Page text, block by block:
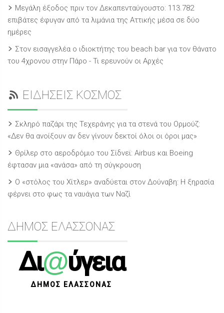
Μεγάλη έξοδος πριν τον Δεκαπενταύγουστο: 113.782
επιβάτες έφυγαν από τα λιμάνια της Αττικής μέσα σε δύο
ημέρες
Στον εισαγγελέα ο ιδιοκτήτης του beach bar για τον θάνατο
του 4χρονου στην Πάρο - Τι ερευνούν οι Αρχές
ΕΙΔΗΣΕΙΣ ΚΟΣΜΟΣ
Σκληρό παζάρι της Τεχεράνης για τα στενά του Ορμούζ:
«Δεν θα ανοίξουν αν δεν γίνουν δεκτοί όλοι οι όροι μας»
Θρίλερ στο αεροδρόμιο του Σίδνεϊ: Airbus και Boeing
έφτασαν μια «ανάσα» από τη σύγκρουση
Ο «στόλος του Χίτλερ» αναδύεται στον Δούναβη: Η ξηρασία
φέρνει στο φως τα ναυάγια των Ναζί
ΔΗΜΟΣ ΕΛΑΣΣΟΝΑΣ
Δι@ύγεια
ΔΗΜΟΣ ΕΛΑΣΣΟΝΑΣ